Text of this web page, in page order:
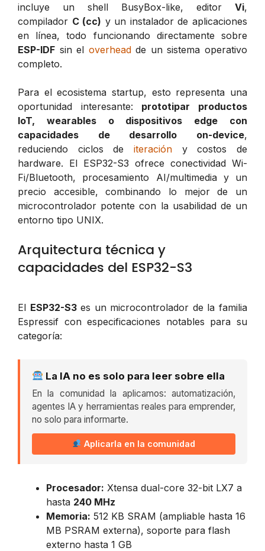
incluye un shell BusyBox-like, editor Vi,
compilador C (cc) y un instalador de aplicaciones
en línea, todo funcionando directamente sobre
ESP-IDF sin el overheadde un sistema operativo
completo.
Para el ecosistema startup, esto representa una
oportunidad interesante: prototipar productos
IoT, wearables o dispositivos edge con
capacidades de desarrollo on-device,
reduciendo ciclos de iteración y costos de
hardware. El ESP32-S3 ofrece conectividad Wi-
Fi/Bluetooth, procesamiento AI/multimedia y un
precio accesible, combinando lo mejor de un
microcontrolador potente con la usabilidad de un
entorno tipo UNIX.
Arquitectura técnica y
capacidades del ESP32-S3
El ESP32-S3es un microcontrolador de la familia
Espressif con especificaciones notables para su
categoría:
La IA no es solo para leer sobre ella
En la comunidad la aplicamos: automatización,
agentes IA y herramientas reales para emprender,
no solo para informarte.
Aplicarla en la comunidad
Procesador: Xtensa dual-core 32-bit LX7 a
hasta 240 MHz
Memoria: 512 KB SRAM (ampliable hasta 16
MB PSRAM externa), soporte para flash
externo hasta 1 GB